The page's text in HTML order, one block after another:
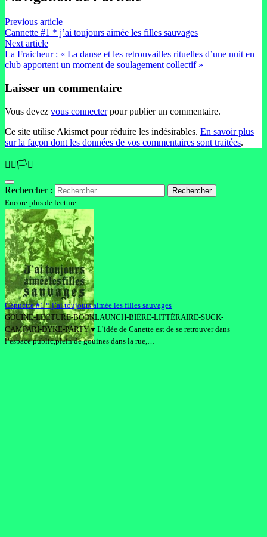
Previous article
Cannette #1 * j’ai toujours aimée les filles sauvages
Next article
La Fraicheur : « La danse et les retrouvailles rituelles d’une nuit en
club apportent un moment de soulagement collectif »
Laisser un commentaire
Vous devez vous connecterpour publier un commentaire.
Ce site utilise Akismet pour réduire les indésirables. En savoir plus
sur la façon dont les données de vos commentaires sont traitées.
🏳️‍🌈🏳️‍⚧️
Rechercher :
Encore plus de lecture
Cannette #1 * j’ai toujours aimée les filles sauvages
GOUINE-LECTURE-BOOKLAUNCH-BIÈRE-LITTÉRAIRE-SUCK-
CAMPARI-DYKE-PARTY ♥ L’idée de Canette est de se retrouver dans
l’espace public,plein de gouines dans la rue,…